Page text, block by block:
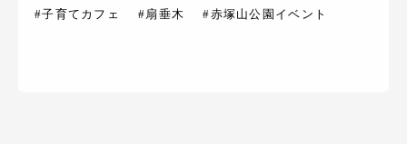
#子育てカフェ #扇垂木 #赤塚山公園イベント